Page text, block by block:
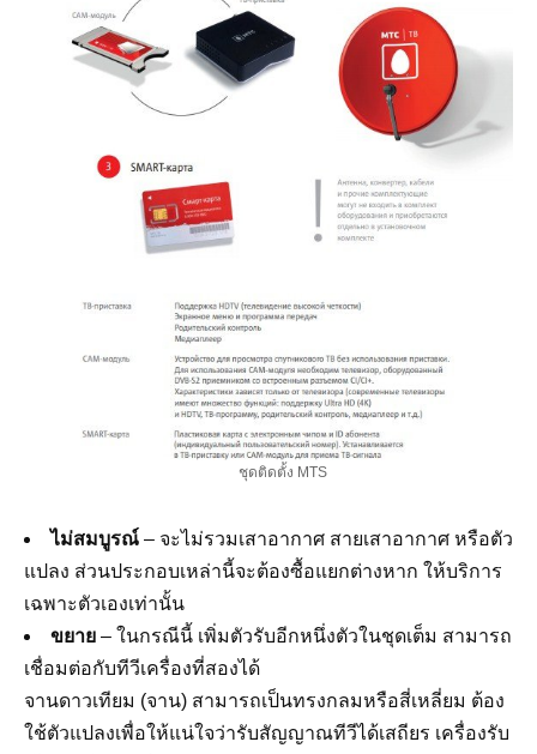
ชุดติดตั้ง MTS
ไม่สมบูรณ์ – จะไม่รวมเสาอากาศ สายเสาอากาศ หรือตัว
แปลง ส่วนประกอบเหล่านี้จะต้องซื้อแยกต่างหาก ให้บริการ
เฉพาะตัวเองเท่านั้น
ขยาย – ในกรณีนี้ เพิ่มตัวรับอีกหนึ่งตัวในชุดเต็ม สามารถ
เชื่อมต่อกับทีวีเครื่องที่สองได้
จานดาวเทียม (จาน) สามารถเป็นทรงกลมหรือสี่เหลี่ยม ต้อง
ใช้ตัวแปลงเพื่อให้แน่ใจว่ารับสัญญาณทีวีได้เสถียร เครื่องรับ